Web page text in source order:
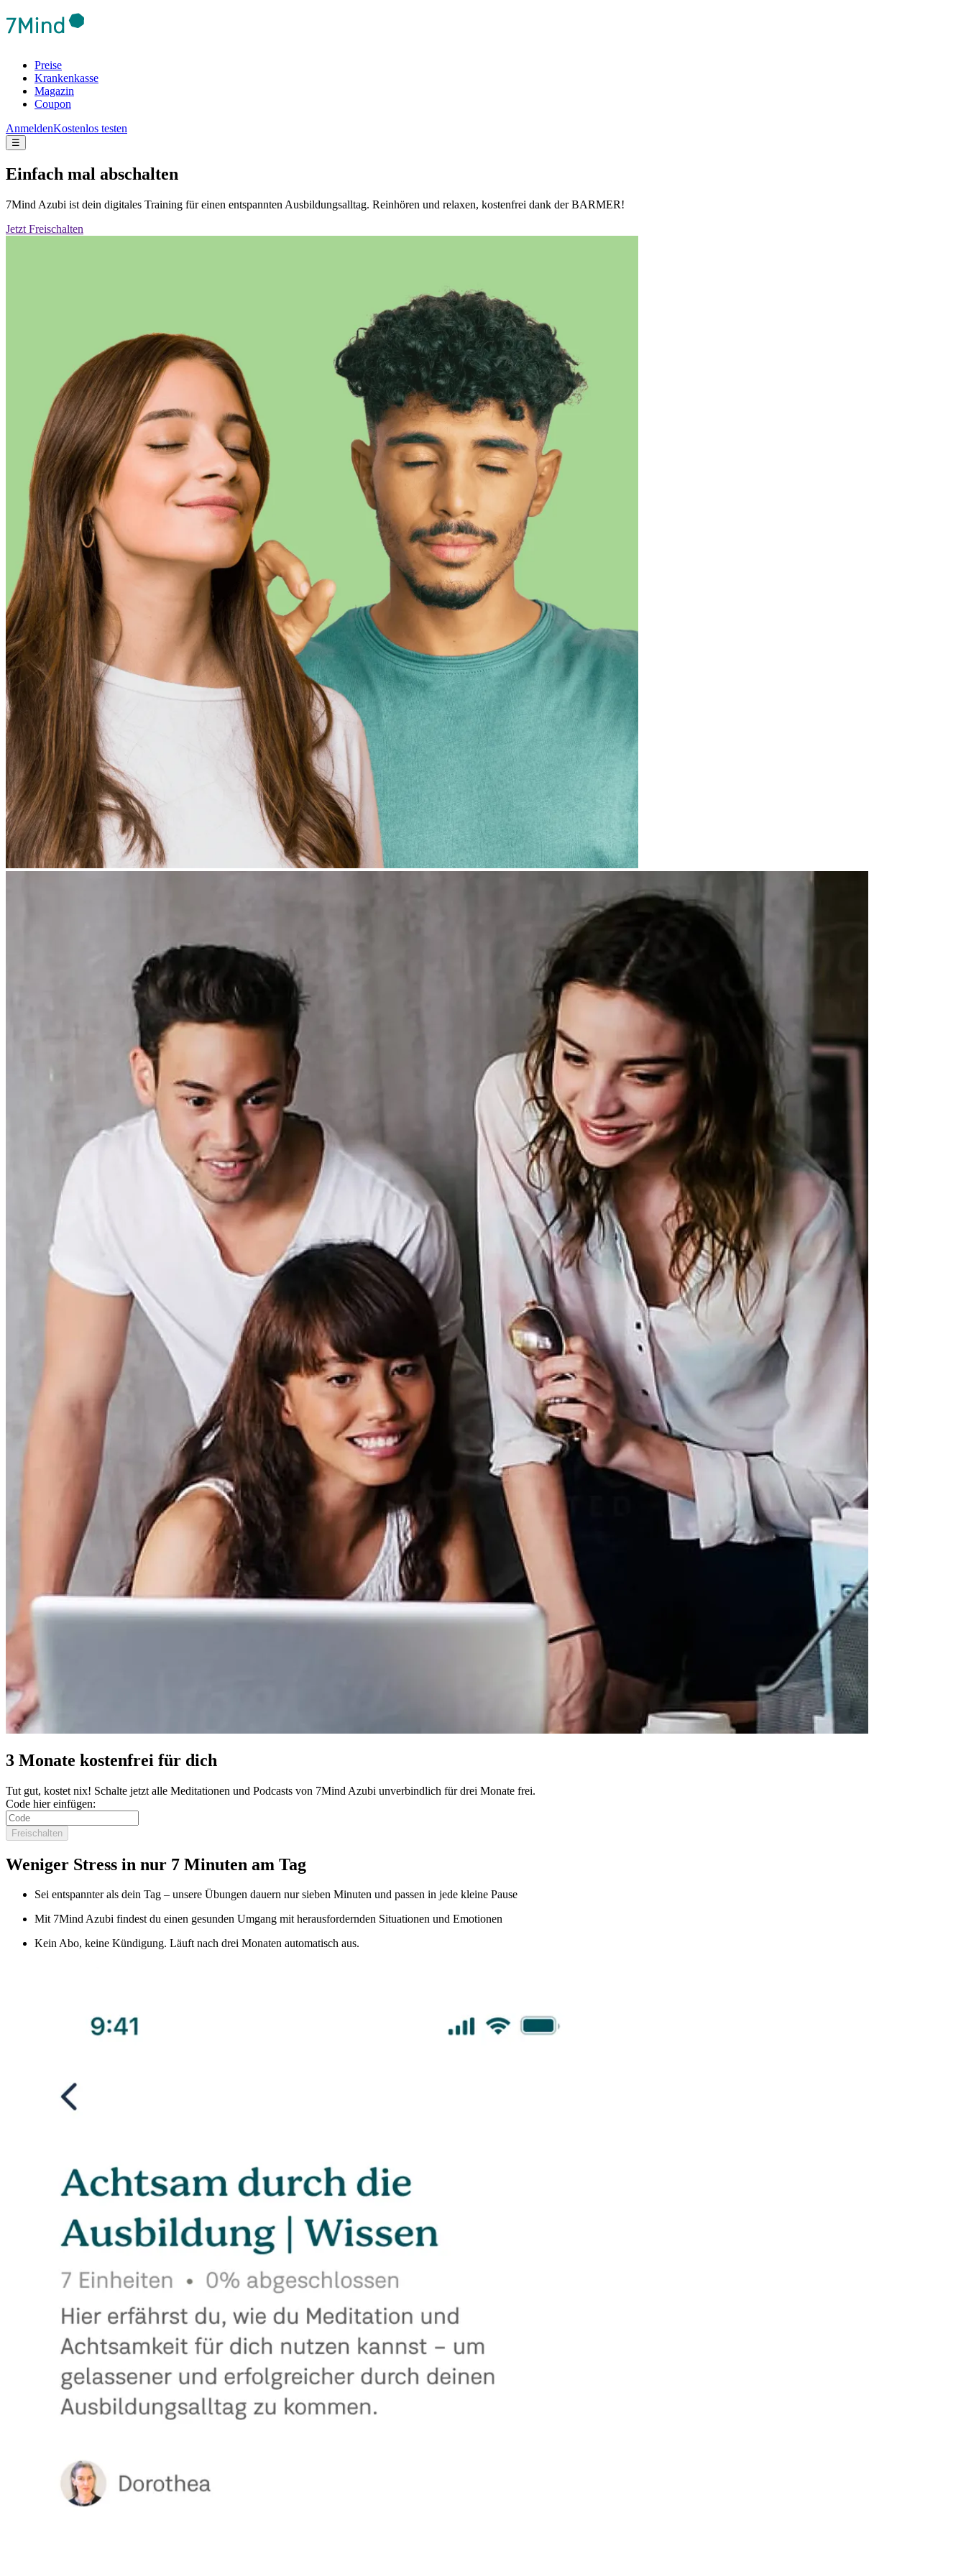
Preise
Krankenkasse
Magazin
Coupon
AnmeldenKostenlos testen
☰
Einfach mal abschalten
7Mind Azubi ist dein digitales Training für einen entspannten Ausbildungsalltag. Reinhören und relaxen, kostenfrei dank der BARMER!
Jetzt Freischalten
3 Monate kostenfrei für dich
Tut gut, kostet nix! Schalte jetzt alle Meditationen und Podcasts von 7Mind Azubi unverbindlich für drei Monate frei.
Code hier einfügen:
Freischalten
Weniger Stress in nur 7 Minuten am Tag
Sei entspannter als dein Tag – unsere Übungen dauern nur sieben Minuten und passen in jede kleine Pause
Mit 7Mind Azubi findest du einen gesunden Umgang mit herausfordernden Situationen und Emotionen
Kein Abo, keine Kündigung. Läuft nach drei Monaten automatisch aus.